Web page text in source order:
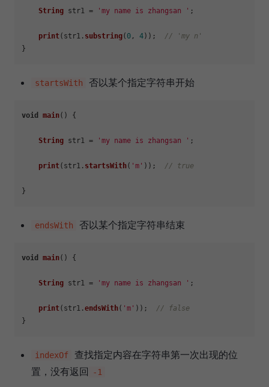
String str1 = 'my name is zhangsan ' ;
print(str1. substring( 0 , 4 )); // 'my n'
startsWith 否以某个指定字符串开始
void main( ) {
String str1 = 'my name is zhangsan ' ;
print(str1. startsWith( 'm' )); // true
endsWith 否以某个指定字符串结束
void main( ) {
String str1 = 'my name is zhangsan ' ;
print(str1.endsWith( 'm' )); // false
indexOf
查找指定内容在字符串第一次出现的位
置，没有返回
-1